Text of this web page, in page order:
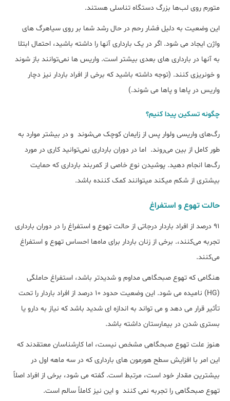
متورم روی لب‌ها بزرگ دستگاه تناسلی هستند.
این وضعیت به دلیل فشار رحم در حال رشد شما بر روی سیاهرگ های
واژن ایجاد می شود. اگر در یک بارداری آنها را داشته باشید، احتمال ابتلا
به آنها در بارداری های بعدی بیشتر است. واریس ها نمی‌توانند باز شوند
و خونریزی کنند. (توجه داشته باشید که برخی از افراد باردار نیز دچار
واریس در پاها و پاها می شوند.)
چگونه تسکین پیدا کنیم؟
رگ‌های واریسی ولوار پس از زایمان کوچک می‌شوند و در بیشتر موارد به
طور کامل از بین می‌روند. اما در دوران بارداری نمی‌توانید کاری در مورد
رگ‌ها انجام دهید. پوشیدن نوع خاصی از کمربند بارداری که حمایت
بیشتری از شکم میکند میتوانند کمک کننده باشد.
حالت تهوع و استفراغ
91 درصد از افراد باردار درجاتی از حالت تهوع و استفراغ را در دوران بارداری
تجربه می‌کنند،. برخی از زنان باردار برای ماه‌ها احساس تهوع و استفراغ
می‌کنند.
هنگامی که تهوع صبحگاهی مداوم و شدیدتر باشد، استفراغ حاملگی
(HG) نامیده می شود. این وضعیت حدود 10 درصد از افراد باردار را تحت
تأثیر قرار می دهد و می تواند به اندازه ای شدید باشد که نیاز به دارو یا
بستری شدن در بیمارستان داشته باشد.
هنوز علت تهوع صبحگاهی مشخص نیست، اما کارشناسان معتقدند که
این امر با افزایش سطح هورمون های بارداری که در سه ماهه اول در
بیشترین مقدار خود است، مرتبط است. گفته می شود، برخی از افراد اصلاً
تهوع صبحگاهی را تجربه نمی کنند و این نیز کاملاً سالم است.